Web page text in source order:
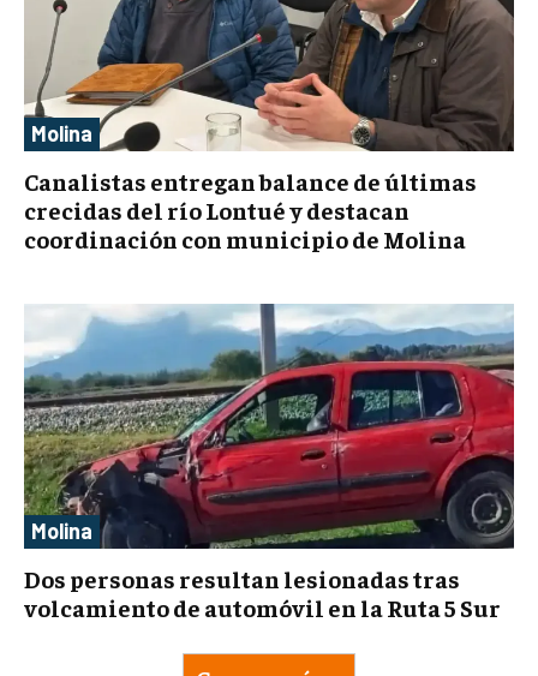
Molina
Canalistas entregan balance de últimas
crecidas del río Lontué y destacan
coordinación con municipio de Molina
Molina
Dos personas resultan lesionadas tras
volcamiento de automóvil en la Ruta 5 Sur